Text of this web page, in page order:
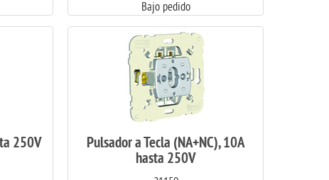
Bajo pedido
250V
Pulsador a Tecla (NA+NC), 10A
hasta 250V